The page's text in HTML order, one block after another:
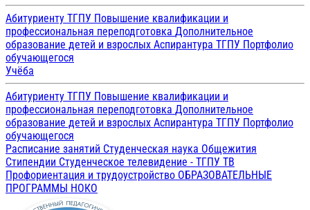
Абитуриенту ТГПУ Повышение квалификации и
профессиональная переподготовка Дополнительное
образование детей и взрослых Аспирантура ТГПУ Портфолио
обучающегося
Учёба
Абитуриенту ТГПУ Повышение квалификации и
профессиональная переподготовка Дополнительное
образование детей и взрослых Аспирантура ТГПУ Портфолио
обучающегося
Расписание занятий Студенческая наука Общежития
Стипендии Студенческое телевидение - ТГПУ ТВ
Профориентация и трудоустройство ОБРАЗОВАТЕЛЬНЫЕ
ПРОГРАММЫ НОКО